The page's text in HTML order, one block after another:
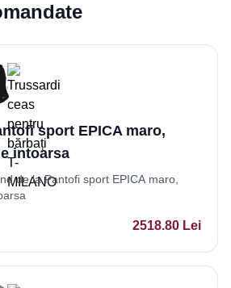
sport EPICA maro,
intoarsa
de la Pantofi sport EPICA maro,
2518.80 Lei